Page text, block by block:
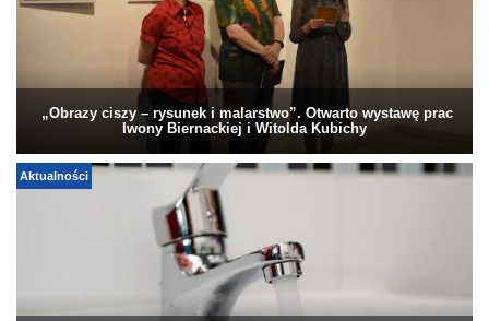
„Obrazy ciszy – rysunek i malarstwo”. Otwarto wystawę prac
Iwony Biernackiej i Witolda Kubichy
Aktualności